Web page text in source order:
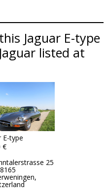
Jaguar E-type
listed at
E-type
€
25